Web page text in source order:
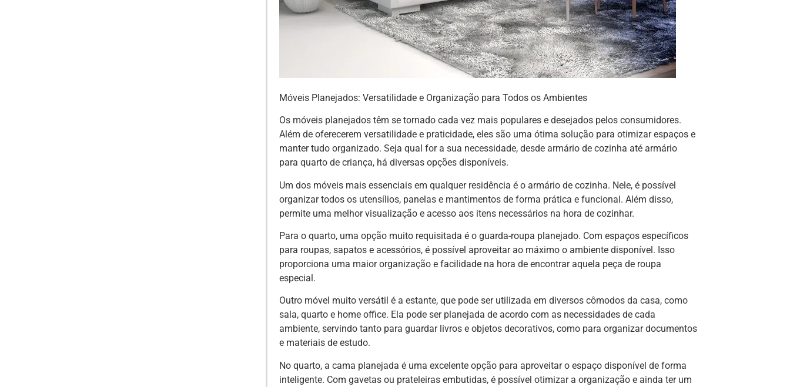
Móveis Planejados: Versatilidade e Organização para Todos os Ambientes
Os móveis planejados têm se tornado cada vez mais populares e desejados pelos consumidores.
Além de oferecerem versatilidade e praticidade, eles são uma ótima solução para otimizar espaços e
manter tudo organizado. Seja qual for a sua necessidade, desde armário de cozinha até armário
para quarto de criança, há diversas opções disponíveis.
Um dos móveis mais essenciais em qualquer residência é o armário de cozinha. Nele, é possível
organizar todos os utensílios, panelas e mantimentos de forma prática e funcional. Além disso,
permite uma melhor visualização e acesso aos itens necessários na hora de cozinhar.
Para o quarto, uma opção muito requisitada é o guarda-roupa planejado. Com espaços específicos
para roupas, sapatos e acessórios, é possível aproveitar ao máximo o ambiente disponível. Isso
proporciona uma maior organização e facilidade na hora de encontrar aquela peça de roupa
especial.
Outro móvel muito versátil é a estante, que pode ser utilizada em diversos cômodos da casa, como
sala, quarto e home office. Ela pode ser planejada de acordo com as necessidades de cada
ambiente, servindo tanto para guardar livros e objetos decorativos, como para organizar documentos
e materiais de estudo.
No quarto, a cama planejada é uma excelente opção para aproveitar o espaço disponível de forma
inteligente. Com gavetas ou prateleiras embutidas, é possível otimizar a organização e ainda ter um